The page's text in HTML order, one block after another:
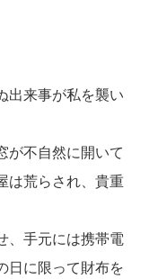
出来事が私を襲い
が不自然に開いて
は荒らされ、貴重
、手元には携帯電
日に限って財布を